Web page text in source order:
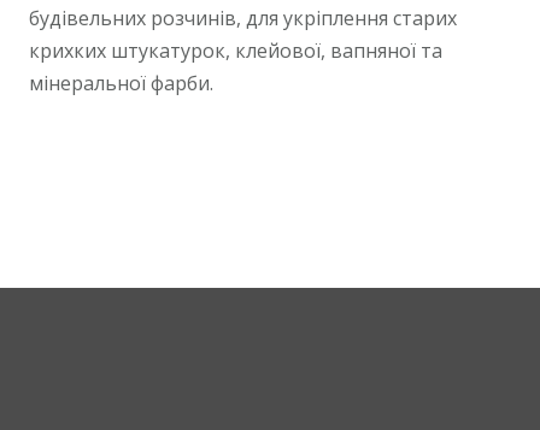
будівельних розчинів, для укріплення старих
крихких штукатурок, клейової, вапняної та
мінеральної фарби.